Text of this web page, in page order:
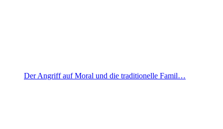
Der Angriff auf Moral und die traditionelle Famil…